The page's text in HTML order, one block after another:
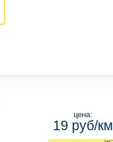
цена:
19 руб/км